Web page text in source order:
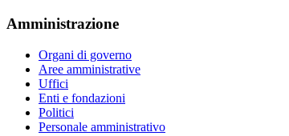
Amministrazione
Organi di governo
Aree amministrative
Uffici
Enti e fondazioni
Politici
Personale amministrativo